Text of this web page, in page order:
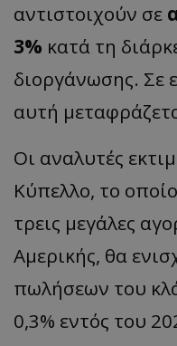
αντιστοιχούν σε
3% κατά τη
διοργάνωσης. Σε
αυτή
Οι αναλυτές
Κύπελλο, το
τρεις μεγάλες
Αμερικής, θα
πωλήσεων του
0,3% εντός του